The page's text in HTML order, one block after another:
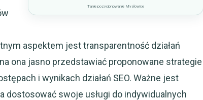
Tanie pozycjonowanie Mysłowice
aspektem jest transparentność działań
ona jasno przedstawiać proponowane strategie
i wynikach działań SEO. Ważne jest
dostosować swoje usługi do indywidualnych